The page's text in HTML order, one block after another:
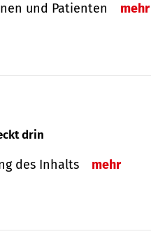
und Patienten mehr
drin
des Inhalts mehr